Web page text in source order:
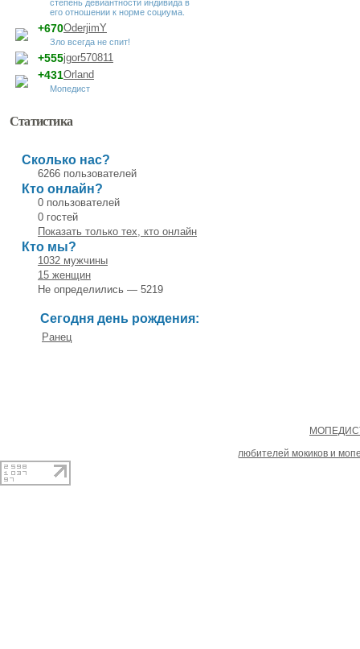
степень девиантности индивида в
его отношении к норме социума.
OderjimY
+670
Зло всегда не спит!
jgor570811
+555
Orland
+431
Мопедист
Статистика
Сколько нас?
6266 пользователей
Кто онлайн?
0 пользователей
0 гостей
Показать только тех, кто онлайн
Кто мы?
1032 мужчины
15 женщин
Не определились — 5219
Сегодня день рождения:
Ранец
любителей мокиков и